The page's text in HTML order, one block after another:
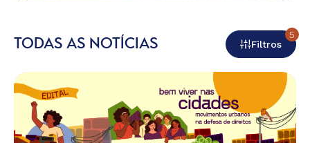
TODAS AS NOTÍCIAS Filtros
5